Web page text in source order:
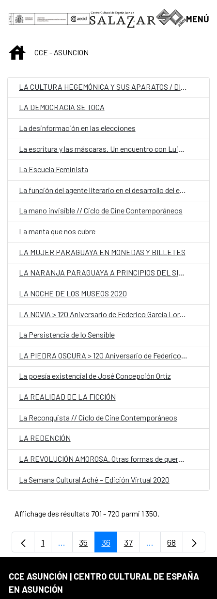
Saut au contenu principal
MENÚ
INICIOCCE - ASUNCION
LA DEMOCRACIA SE TOCA
La desinformación en las elecciones
La Escuela Feminista
La función del agente literario en el desarrollo del escrito
La mano invisible // Ciclo de Cine Contemporáneos
La manta que nos cubre
LA MUJER PARAGUAYA EN MONEDAS Y BILLETES
LA NARANJA PARAGUAYA A PRINCIPIOS DEL SIGLO XX
LA NOCHE DE LOS MUSEOS 2020
LA NOVIA > 120 Aniversario de Federico García Lorca!
La Persistencia de lo Sensible
LA PIEDRA OSCURA > 120 Aniversario de Federico García Lorca!
La poesía existencial de José Concepción Ortíz
LA REALIDAD DE LA FICCIÓN
La Reconquista // Ciclo de Cine Contemporáneos
LA REDENCIÓN
LA REVOLUCIÓN AMOROSA. Otras formas de quererse son posible con Coral Herrera
La Semana Cultural Aché – Edición Virtual 2020
Affichage des résultats 701 - 720 parmi 1 350.
Page
1 ...Pages intermédiaires Utilisez TAB pour
Page
35 Page
36 Page
37 ...PagesPage
68
CCE ASUNCIÓN | CENTRO CULTURAL DE ESPAÑA
EN ASUNCIÓN